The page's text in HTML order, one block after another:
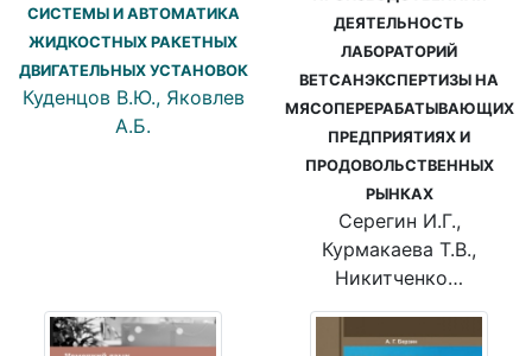
СИСТЕМЫ И АВТОМАТИКА
ЖИДКОСТНЫХ РАКЕТНЫХ
ДВИГАТЕЛЬНЫХ УСТАНОВОК
Куденцов В.Ю., Яковлев
А.Б.
ДЕЯТЕЛЬНОСТЬ
ЛАБОРАТОРИЙ
ВЕТСАНЭКСПЕРТИЗЫ НА
МЯСОПЕРЕРАБАТЫВАЮЩИХ
ПРЕДПРИЯТИЯХ И
ПРОДОВОЛЬСТВЕННЫХ
РЫНКАХ
Серегин И.Г.,
Курмакаева Т.В.,
Никитченко…